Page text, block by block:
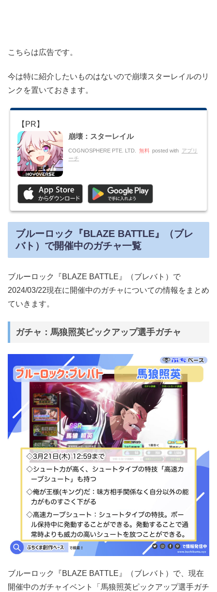
こちらは広告です。
今は特に紹介したいものはないので崩壊スターレイルのリ
ンクを置いておきます。
崩壊：スターレイル
COGNOSPHERE PTE. LTD. 無料 posted with アプリ
ーチ
ブルーロック『BLAZE BATTLE』（ブレ
バト）で開催中のガチャ一覧
ブルーロック『BLAZE BATTLE』（ブレバト）で
2024/03/22現在に開催中のガチャについての情報をまとめ
ていきます。
ガチャ：馬狼照英ピックアップ選手ガチャ
ブルーロック『BLAZE BATTLE』（ブレバト）で、現在
開催中のガチャイベント「馬狼照英ピックアップ選手ガチ